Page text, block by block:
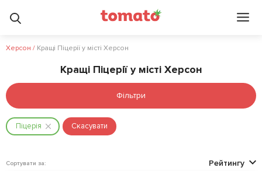
Херсон / Кращі Піцерії у місті Херсон
Кращі Піцерії у місті Херсон
Фільтри
Піцерія Скасувати
Сортувати за: Рейтингу